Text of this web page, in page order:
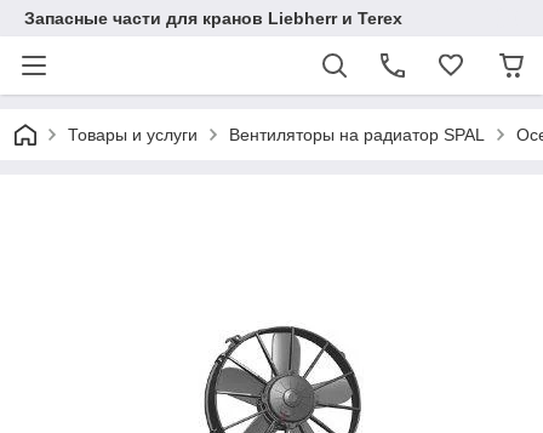
Запасные части для кранов Liebherr и Terex
Товары и услуги Вентиляторы на радиатор SPAL